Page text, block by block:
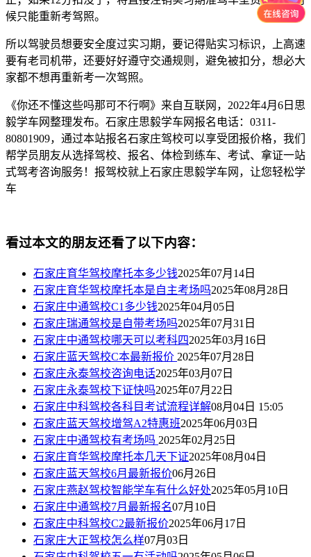
候只能重新考驾照。
所以驾驶员想要安全度过实习期，要记得贴实习标识，上高速
要有老司机带，还要好好遵守交通规则，避免被扣分，想必大
家都不想再重新考一次驾照。
《你还不懂这些吗那可不行啊》来自互联网，2022年4月6日思
毅学车网整理发布。石家庄思毅学车网报名电话：0311-
80801909，通过本站报名石家庄驾校可以享受团报价格，我们
帮学员朋友从选择驾校、报名、体检到练车、考试、拿证一站
式驾考咨询服务！报驾校就上石家庄思毅学车网，让您轻松学
车
看过本文的朋友还看了以下内容：
石家庄育华驾校摩托本多少钱2025年07月14日
石家庄育华驾校摩托本是自主考场吗2025年08月28日
石家庄中通驾校C1多少钱2025年04月05日
石家庄瑞通驾校是自带考场吗2025年07月31日
石家庄中通驾校哪天可以考科四2025年03月16日
石家庄蓝天驾校C本最新报价 2025年07月28日
石家庄永泰驾校咨询电话2025年03月07日
石家庄永泰驾校下证快吗2025年07月22日
石家庄中科驾校各科目考试流程详解08月04日 15:05
石家庄蓝天驾校增驾A2特惠班2025年06月03日
石家庄中通驾校有考场吗 2025年02月25日
石家庄育华驾校摩托本几天下证2025年08月04日
石家庄蓝天驾校6月最新报价06月26日
石家庄燕赵驾校智能学车有什么好处2025年05月10日
石家庄中通驾校7月最新报名07月10日
石家庄中科驾校C2最新报价2025年06月17日
石家庄大正驾校怎么样07月03日